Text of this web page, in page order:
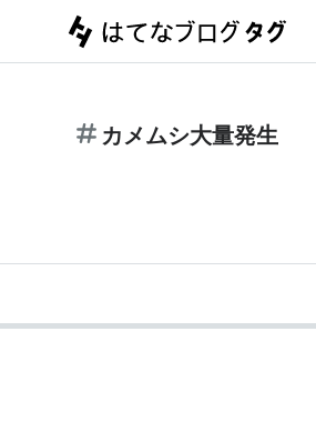
カメムシ大量発生